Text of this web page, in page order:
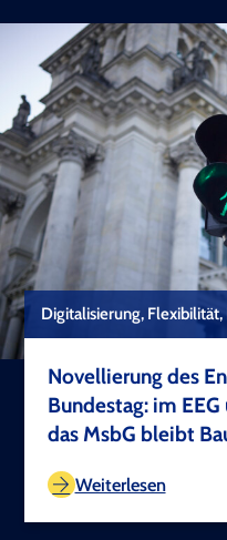
Digitalisierung,
Novellierung des
Bundestag: im
das MsbG bleibt
Weiterlesen